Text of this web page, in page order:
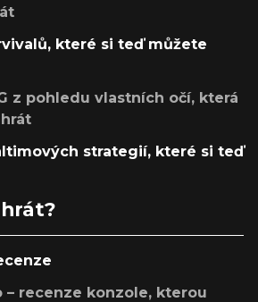
které si teď můžete
z pohledu vlastních očí, která
strategií, které si teď
– recenze konzole, kterou